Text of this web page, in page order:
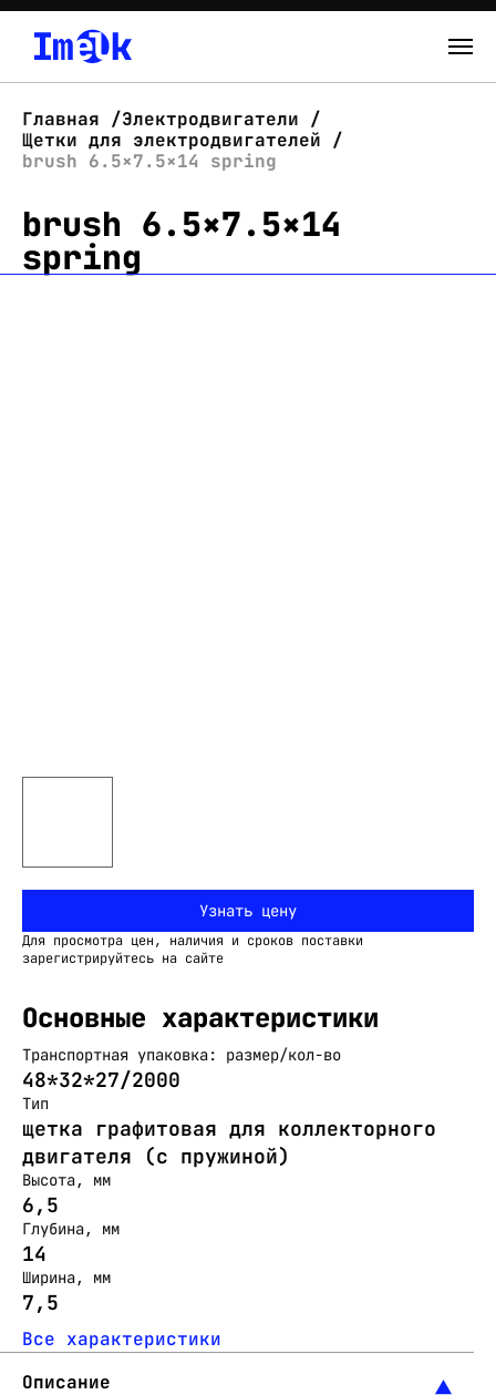
О нас
Новости
Склад
Главная
Электродвигатели
Щетки для электродвигателей
brush 6.5×7.5×14 spring
brush 6.5×7.5×14
spring
Узнать цену
Для просмотра цен, наличия и сроков поставки
зарегистрируйтесь на сайте
Основные характеристики
Транспортная упаковка: размер/кол-во
48*32*27/2000
Тип
щетка графитовая для коллекторного
двигателя (с пружиной)
Высота, мм
6,5
Глубина, мм
14
Ширина, мм
7,5
Все характеристики
Описание